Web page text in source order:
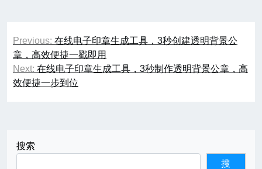
文
章
导
Previous: 在线电子印章生成工具，3秒创建透明背景公
章，高效便捷一戳即用
Next: 在线电子印章生成工具，3秒制作透明背景公章，高
效便捷一步到位
搜索
搜